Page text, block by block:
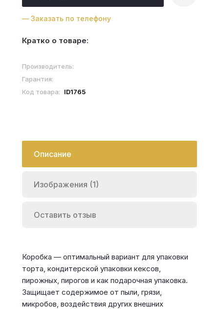
— Заказать по телефону
Кратко о товаре:
Производитель:
Гарантия:
Код товара:
ID1765
Описание
Изображения (1)
Оставить отзыв
Коробка — оптимальный вариант для упаковки
торта, кондитерской упаковки кексов,
пирожных, пирогов и как подарочная упаковка.
Защищает содержимое от пыли, грязи,
микробов, воздействия других внешних